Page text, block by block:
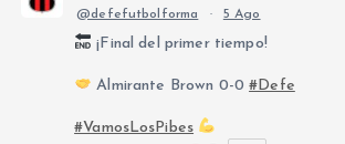
@defefutbolforma · 5 Ago
¡Final del primer tiempo!
Almirante Brown 0-0#Defe
#VamosLosPibes